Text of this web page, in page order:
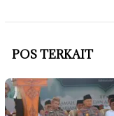
POS TERKAIT